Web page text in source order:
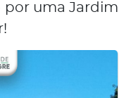
por uma Jardim